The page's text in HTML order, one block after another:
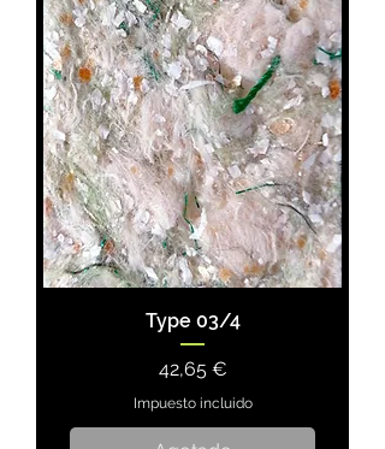
Type 03/4
Precio
42,65 €
Impuesto incluido